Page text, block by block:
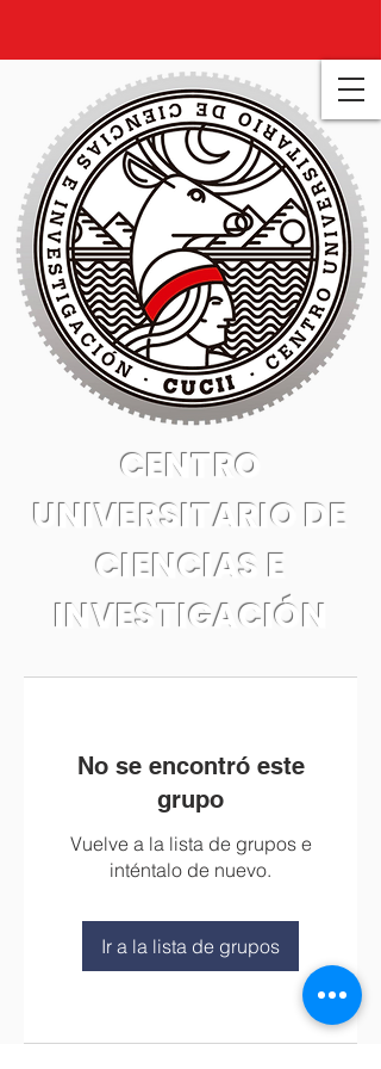
CENTRO
UNIVERSITARIO DE
CIENCIAS E
INVESTIGACIÓN
No se encontró este
grupo
Vuelve a la lista de grupos e
inténtalo de nuevo.
Ir a la lista de grupos